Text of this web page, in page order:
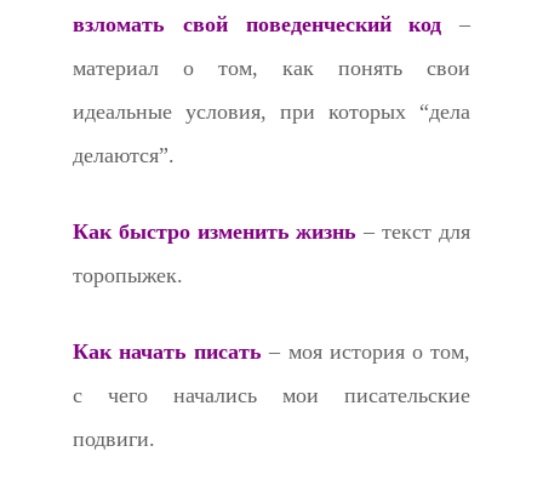
взломать свой поведенческий код –
материал о том, как понять свои
идеальные условия, при которых “дела
делаются”.
Как быстро изменить жизнь – текст для
торопыжек.
Как начать писать – моя история о том,
с чего начались мои писательские
подвиги.